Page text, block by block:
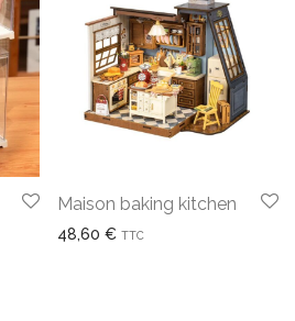
Maison baking kitchen
48,60 € TTC